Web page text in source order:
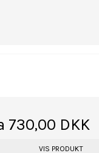
730,00 DKK
VIS PRODUKT